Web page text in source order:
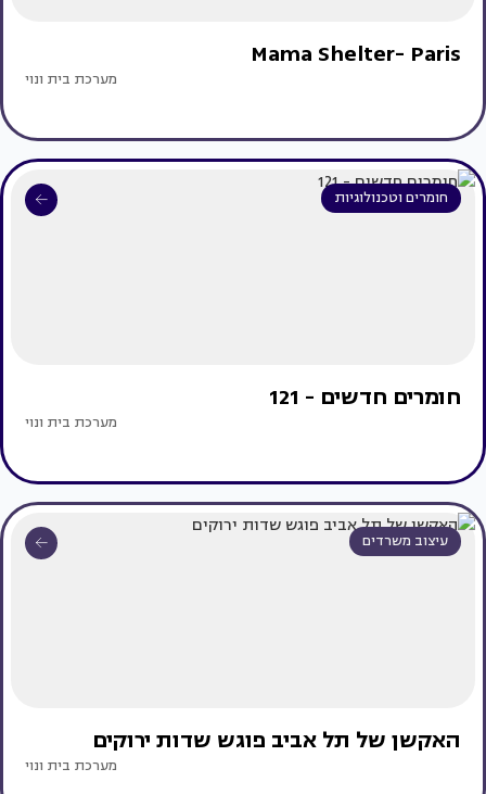
Mama Shelter- Paris
מערכת בית ונוי
חומרים וטכנולוגיות
חומרים חדשים - 121
מערכת בית ונוי
עיצוב משרדים
האקשן של תל אביב פוגש שדות ירוקים
מערכת בית ונוי